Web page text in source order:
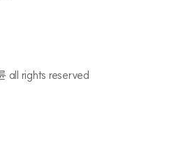
all rights reserved